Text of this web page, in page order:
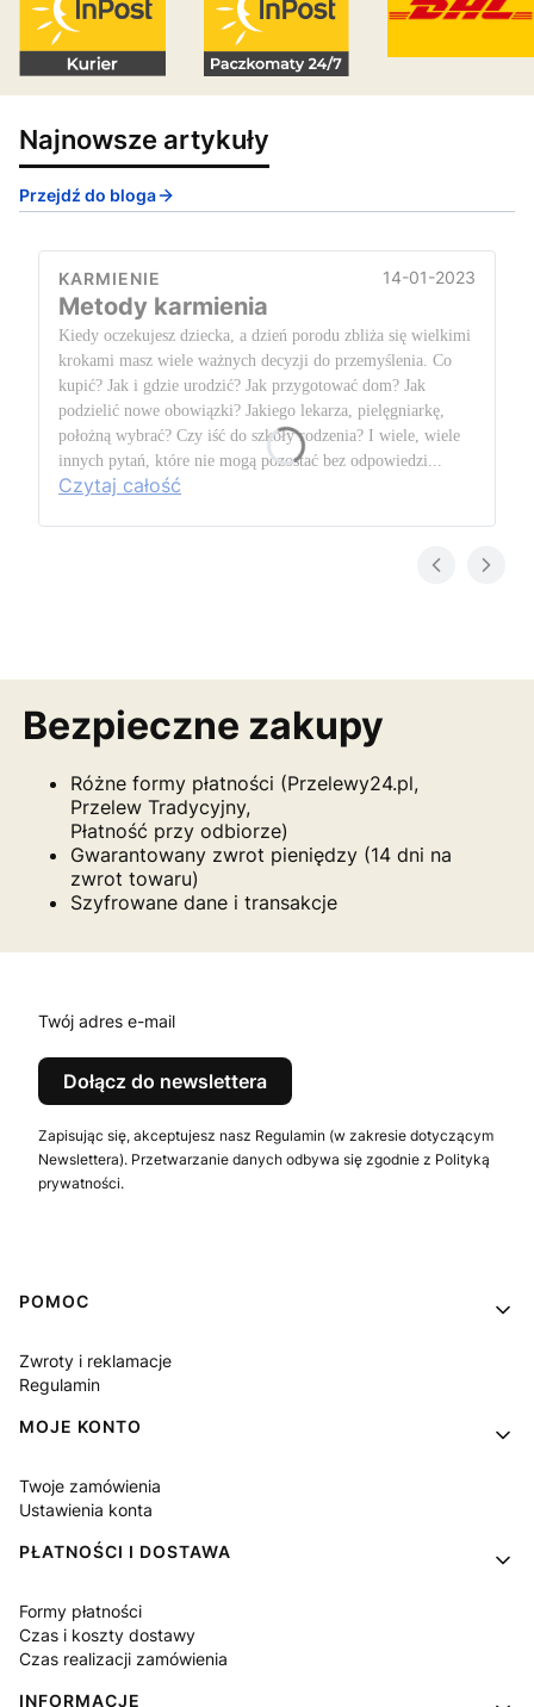
Najnowsze artykuły
Przejdź do bloga
KARMIENIE 14-01-2023
Metody karmienia
Kiedy oczekujesz dziecka, a dzień porodu zbliża się wielkimi
krokami masz wiele ważnych decyzji do przemyślenia. Co
kupić? Jak i gdzie urodzić? Jak przygotować dom? Jak
podzielić nowe obowiązki? Jakiego lekarza, pielęgniarkę,
położną wybrać? Czy iść do szkoły rodzenia? I wiele, wiele
innych pytań, które nie mogą pozostać bez odpowiedzi...
Czytaj całość
Bezpieczne zakupy
Różne formy płatności (Przelewy24.pl,
Przelew Tradycyjny,
Płatność przy odbiorze)
Gwarantowany zwrot pieniędzy (14 dni na
zwrot towaru)
Szyfrowane dane i transakcje
Twój adres e-mail
Dołącz do newslettera
Zapisując się, akceptujesz nasz Regulamin (w zakresie dotyczącym
Newslettera). Przetwarzanie danych odbywa się zgodnie z Polityką
prywatności.
Linki w stopce
POMOC
Zwroty i reklamacje
Regulamin
MOJE KONTO
Twoje zamówienia
Ustawienia konta
PŁATNOŚCI I DOSTAWA
Formy płatności
Czas i koszty dostawy
Czas realizacji zamówienia
INFORMACJE